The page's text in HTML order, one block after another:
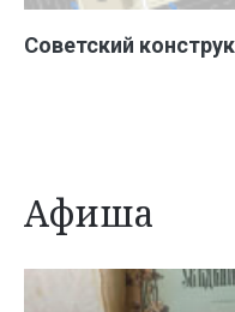
Советский
Афиша